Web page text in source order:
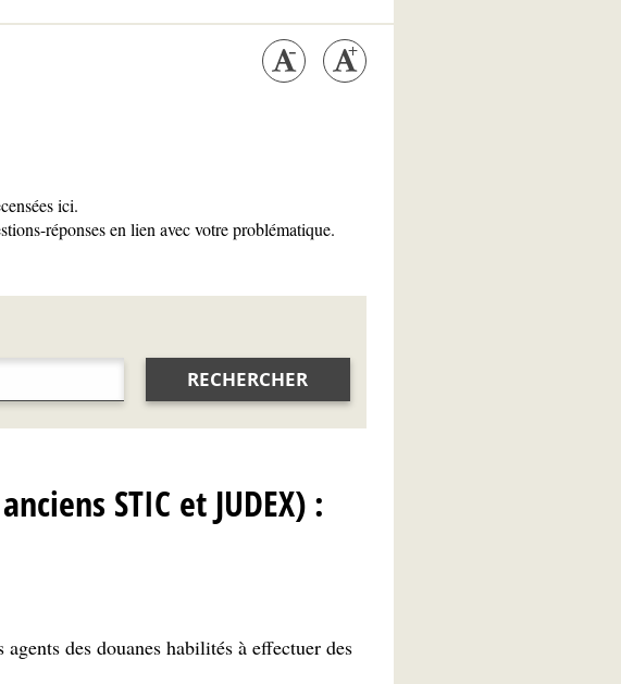
ici.
réponses en lien avec votre problématique.
RECHERCHER
STIC et JUDEX) :
des douanes habilités à effectuer des